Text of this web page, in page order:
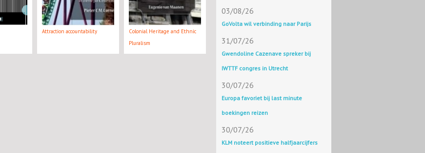
Attraction accountability
Colonial Heritage and Ethnic
Pluralism
03/08/26
GoVolta wil verbinding naar Parijs
31/07/26
Gwendoline Cazenave spreker bij
IWTTF congres in Utrecht
30/07/26
Europa favoriet bij last minute
boekingen reizen
30/07/26
KLM noteert positieve halfjaarcijfers